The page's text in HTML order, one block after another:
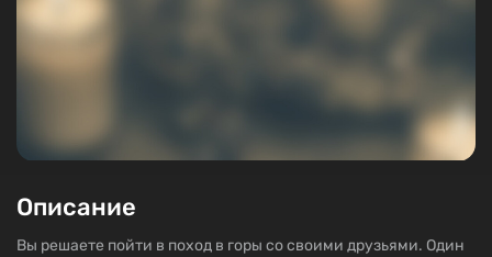
Описание
Вы решаете пойти в поход в горы со своими друзьями. Один